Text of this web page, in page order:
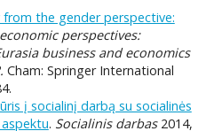
the gender perspective:
perspectives:
business and economics
Cham: Springer International
į socialinį darbą su socialinės
. Socialinis darbas2014,